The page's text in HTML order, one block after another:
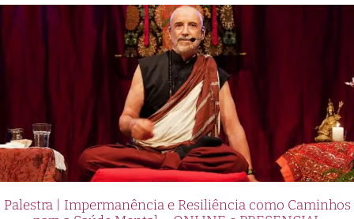
Palestra | Impermanência e Resiliência como Caminhos